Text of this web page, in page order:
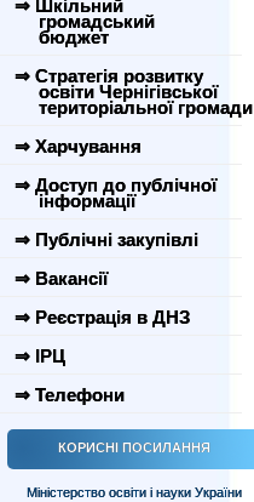
⇒ Шкільний
громадський
бюджет
⇒ Стратегія розвитку
освіти Чернігівської
територіальної громади
⇒ Харчування
⇒ Доступ до публічної
інформації
⇒ Публічні закупівлі
⇒ Вакансії
⇒ Реєстрація в ДНЗ
⇒ ІРЦ
⇒ Телефони
КОРИСНІ ПОСИЛАННЯ
Міністерство освіти і науки України